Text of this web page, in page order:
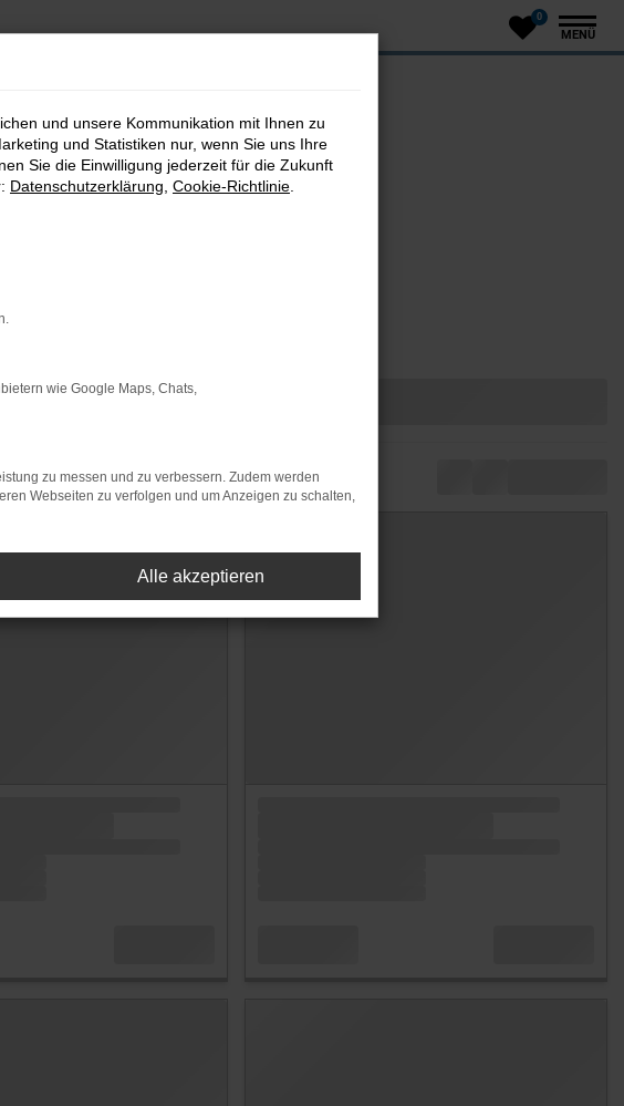
0
MENÜ
und unsere Kommunikation mit Ihnen zu
und Statistiken nur, wenn Sie uns Ihre
Sie die Einwilligung jederzeit für die Zukunft
Datenschutzerklärung Cookie-Richtlinie
wie Google Maps, Chats,
zu messen und zu verbessern. Zudem werden
Webseiten zu verfolgen und um Anzeigen zu schalten,
Alle akzeptieren